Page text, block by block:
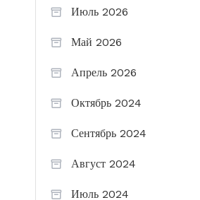
Июль 2026
Май 2026
Апрель 2026
Октябрь 2024
Сентябрь 2024
Август 2024
Июль 2024